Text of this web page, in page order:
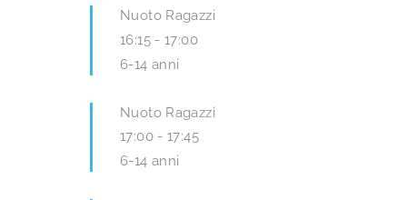
Nuoto Ragazzi
16:15 -17:00
6-14 anni
Nuoto Ragazzi
17:00 -17:45
6-14 anni